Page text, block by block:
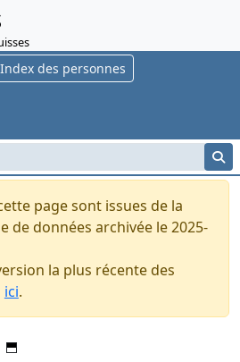
Index des personnes
page sont issues de la
de données archivée le 2025-
la plus récente des
ici.